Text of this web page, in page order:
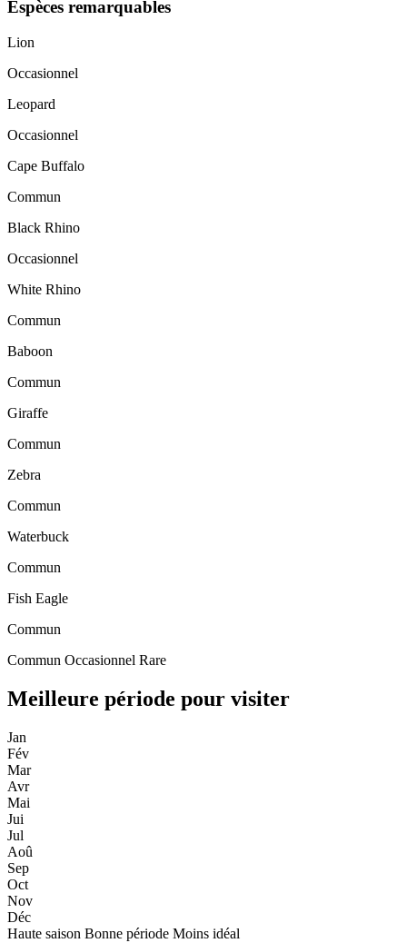
Espèces remarquables
Lion
Occasionnel
Leopard
Occasionnel
Cape Buffalo
Commun
Black Rhino
Occasionnel
White Rhino
Commun
Baboon
Commun
Giraffe
Commun
Zebra
Commun
Waterbuck
Commun
Fish Eagle
Commun
Commun Occasionnel Rare
Meilleure période pour visiter
Jan
Fév
Mar
Avr
Mai
Jui
Jul
Aoû
Sep
Oct
Nov
Déc
Haute saison Bonne période Moins idéal